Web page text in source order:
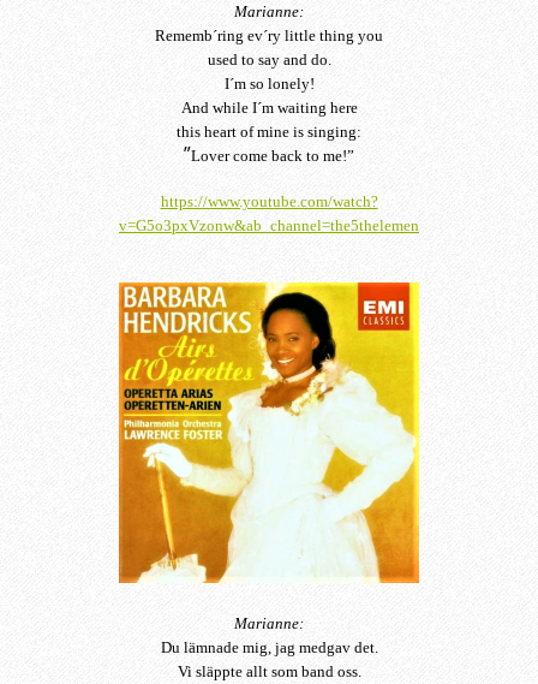
Marianne:
Rememb´ring ev´ry little thing you
used to say and do.
I´m so lonely!
And while I´m waiting here
this heart of mine is singing:
”Lover come back to me!”
https://www.youtube.com/watch?
v=G5o3pxVzonw&ab_channel=the5thelemen
Marianne:
Du lämnade mig, jag medgav det.
Vi släppte allt som band oss.